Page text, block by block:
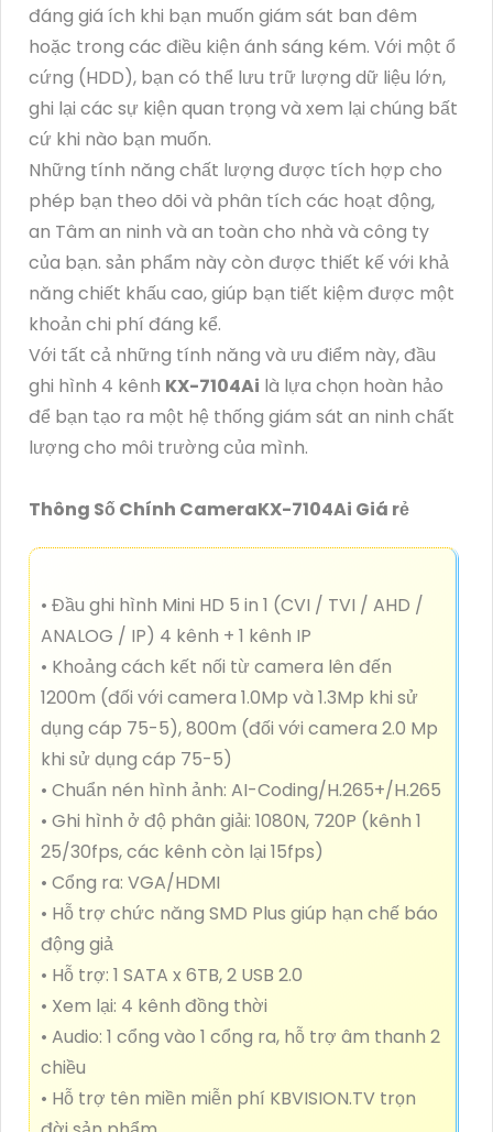
đáng giá ích khi bạn muốn giám sát ban đêm
hoặc trong các điều kiện ánh sáng kém. Với một ổ
cứng (HDD), bạn có thể lưu trữ lượng dữ liệu lớn,
ghi lại các sự kiện quan trọng và xem lại chúng bất
cứ khi nào bạn muốn.
Những tính năng chất lượng được tích hợp cho
phép bạn theo dõi và phân tích các hoạt động,
an Tâm an ninh và an toàn cho nhà và công ty
của bạn. sản phẩm này còn được thiết kế với khả
năng chiết khấu cao, giúp bạn tiết kiệm được một
khoản chi phí đáng kể.
Với tất cả những tính năng và ưu điểm này, đầu
ghi hình 4 kênh KX-7104Ai là lựa chọn hoàn hảo
để bạn tạo ra một hệ thống giám sát an ninh chất
lượng cho môi trường của mình.
Thông Số Chính CameraKX-7104Ai Giá rẻ
• Đầu ghi hình Mini HD 5 in 1 (CVI / TVI / AHD /
ANALOG / IP) 4 kênh + 1 kênh IP
• Khoảng cách kết nối từ camera lên đến
1200m (đối với camera 1.0Mp và 1.3Mp khi sử
dụng cáp 75-5), 800m (đối với camera 2.0 Mp
khi sử dụng cáp 75-5)
• Chuẩn nén hình ảnh: AI-Coding/H.265+/H.265
• Ghi hình ở độ phân giải: 1080N, 720P (kênh 1
25/30fps, các kênh còn lại 15fps)
• Cổng ra: VGA/HDMI
• Hỗ trợ chức năng SMD Plus giúp hạn chế báo
động giả
• Hỗ trợ: 1 SATA x 6TB, 2 USB 2.0
• Xem lại: 4 kênh đồng thời
• Audio: 1 cổng vào 1 cổng ra, hỗ trợ âm thanh 2
chiều
• Hỗ trợ tên miền miễn phí KBVISION.TV trọn